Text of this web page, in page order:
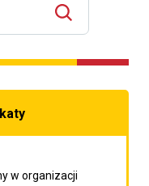
w organizacji